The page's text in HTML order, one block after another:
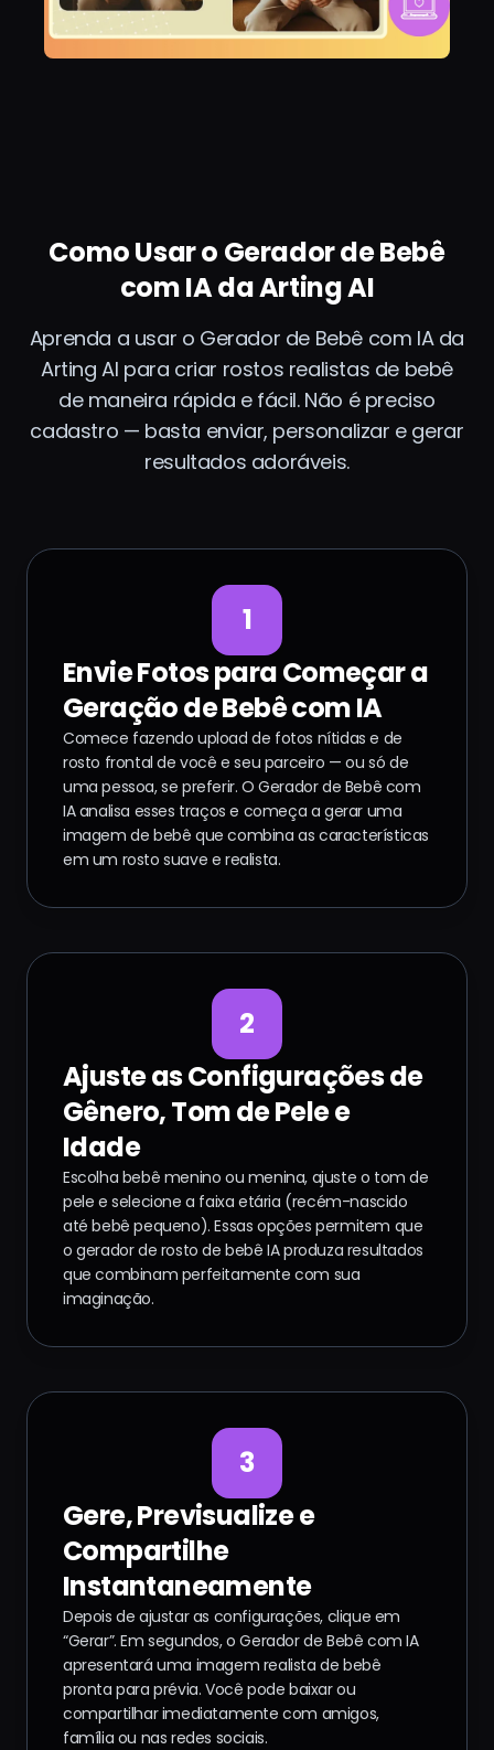
Como Usar o Gerador de Bebê
com IA da Arting AI
Aprenda a usar o Gerador de Bebê com IA da
Arting AI para criar rostos realistas de bebê
de maneira rápida e fácil. Não é preciso
cadastro — basta enviar, personalizar e gerar
resultados adoráveis.
1
Envie Fotos para Começar a
Geração de Bebê com IA
Comece fazendo upload de fotos nítidas e de
rosto frontal de você e seu parceiro — ou só de
uma pessoa, se preferir. O Gerador de Bebê com
IA analisa esses traços e começa a gerar uma
imagem de bebê que combina as características
em um rosto suave e realista.
2
Ajuste as Configurações de
Gênero, Tom de Pele e
Idade
Escolha bebê menino ou menina, ajuste o tom de
pele e selecione a faixa etária (recém-nascido
até bebê pequeno). Essas opções permitem que
o gerador de rosto de bebê IA produza resultados
que combinam perfeitamente com sua
imaginação.
3
Gere, Previsualize e
Compartilhe
Instantaneamente
Depois de ajustar as configurações, clique em
“Gerar”. Em segundos, o Gerador de Bebê com IA
apresentará uma imagem realista de bebê
pronta para prévia. Você pode baixar ou
compartilhar imediatamente com amigos,
família ou nas redes sociais.